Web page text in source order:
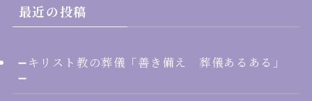
最近の投稿
➖キリスト教の葬儀「善き備え 葬儀あるある」
➖